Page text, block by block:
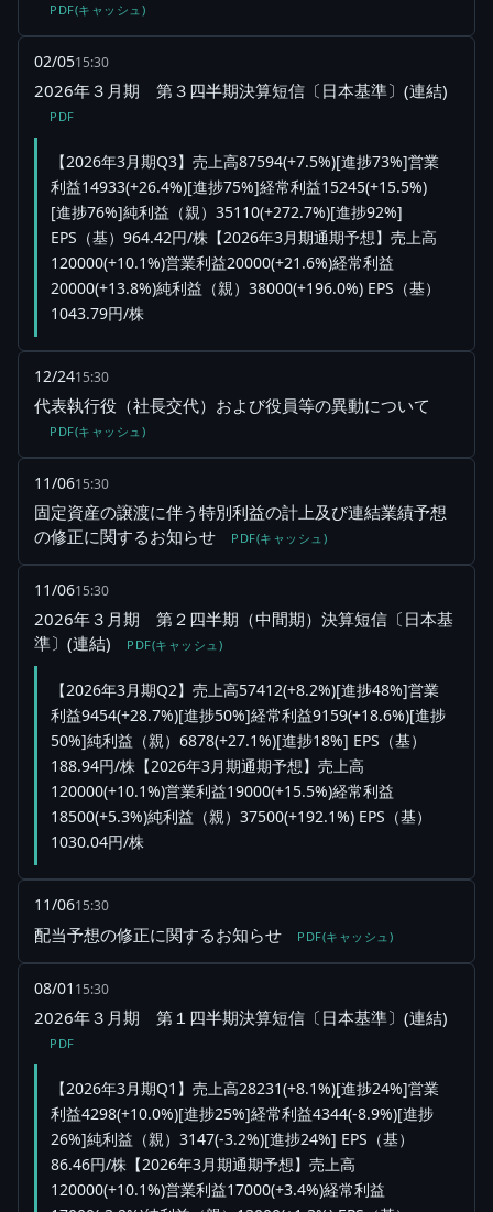
PDF(キャッシュ)
02/0515:30
2026年３月期 第３四半期決算短信〔日本基準〕(連結)
PDF
【2026年3月期Q3】売上高87594(+7.5%)[進捗73%]営業
利益14933(+26.4%)[進捗75%]経常利益15245(+15.5%)
[進捗76%]純利益（親）35110(+272.7%)[進捗92%]
EPS（基）964.42円/株【2026年3月期通期予想】売上高
120000(+10.1%)営業利益20000(+21.6%)経常利益
20000(+13.8%)純利益（親）38000(+196.0%) EPS（基）
1043.79円/株
12/2415:30
代表執行役（社長交代）および役員等の異動について
PDF(キャッシュ)
11/0615:30
固定資産の譲渡に伴う特別利益の計上及び連結業績予想
の修正に関するお知らせ
PDF(キャッシュ)
11/0615:30
2026年３月期 第２四半期（中間期）決算短信〔日本基
準〕(連結)
PDF(キャッシュ)
【2026年3月期Q2】売上高57412(+8.2%)[進捗48%]営業
利益9454(+28.7%)[進捗50%]経常利益9159(+18.6%)[進捗
50%]純利益（親）6878(+27.1%)[進捗18%] EPS（基）
188.94円/株【2026年3月期通期予想】売上高
120000(+10.1%)営業利益19000(+15.5%)経常利益
18500(+5.3%)純利益（親）37500(+192.1%) EPS（基）
1030.04円/株
11/0615:30
配当予想の修正に関するお知らせ PDF(キャッシュ)
08/01 15:30
2026年３月期 第１四半期決算短信〔日本基準〕(連結)
PDF
【2026年3月期Q1】売上高28231(+8.1%)[進捗24%]営業
利益4298(+10.0%)[進捗25%]経常利益4344(-8.9%)[進捗
26%]純利益（親）3147(-3.2%)[進捗24%] EPS（基）
86.46円/株【2026年3月期通期予想】売上高
120000(+10.1%)営業利益17000(+3.4%)経常利益